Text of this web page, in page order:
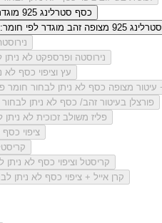
כסף סטרלינג 925
925 מצופה זהב
מוגדר לפי חומר: כסף
נירוסטה ופרספקט לא
עץ וציפוי כסף לא
עיטור מצופה כסף לא ניתן לבחור חומר
פורצלן בעיטור זהב/ כסף לא ניתן
פליז משולב זכוכית לא ניתן
ציפוי כסף
קריסטל וציפוי כסף לא ניתן
קרן אייל + ציפוי כסף לא ניתן